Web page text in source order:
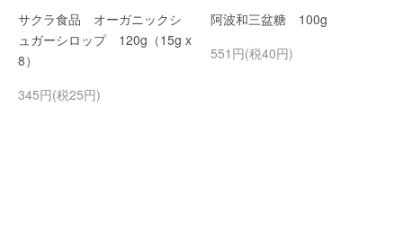
サクラ食品 オーガニックシ
ュガーシロップ 120g（15g x
8）
345円(税25円)
阿波和三盆糖 100g
551円(税40円)